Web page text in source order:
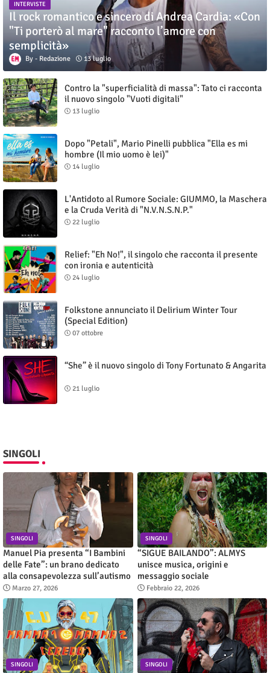
INTERVISTE
Il rock romantico e sincero di Andrea Cardia: «Con
"Ti porterò al mare" racconto l’amore con
semplicità»
Redazione 13 luglio
Contro la "superficialità di massa": Tato ci racconta
il nuovo singolo "Vuoti digitali"
13 luglio
Dopo "Petali", Mario Pinelli pubblica "Ella es mi
hombre (Il mio uomo è lei)"
14 luglio
L'Antidoto al Rumore Sociale: GIUMMO, la Maschera
e la Cruda Verità di "N.V.N.S.N.P."
22 luglio
Relief: "Eh No!", il singolo che racconta il presente
con ironia e autenticità
24 luglio
Folkstone annunciato il Delirium Winter Tour
(Special Edition)
07 ottobre
“She” è il nuovo singolo di Tony Fortunato & Angarita
21 luglio
SINGOLI
SINGOLI
Manuel Pia presenta “I Bambini
delle Fate”: un brano dedicato
alla consapevolezza sull’autismo
Marzo 27, 2026
SINGOLI
“SIGUE BAILANDO”: ALMYS
unisce musica, origini e
messaggio sociale
Febbraio 22, 2026
SINGOLI SINGOLI